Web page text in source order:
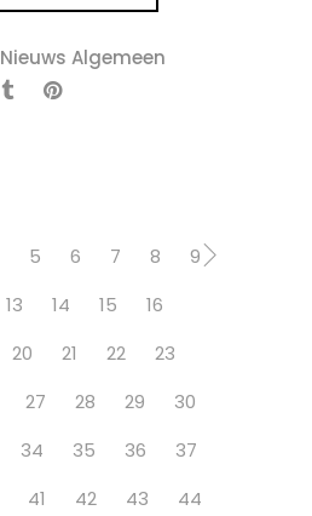
Nieuws Algemeen
5 6 7 8
9
13 14 15
16
20 21 22
23
27 28 29
30
34 35 36
37
41 42 43
44